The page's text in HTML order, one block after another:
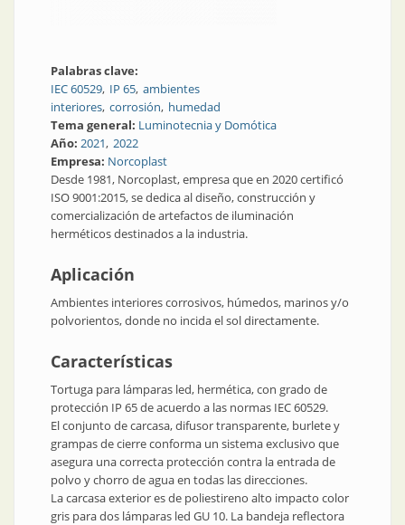
Palabras clave:
IEC 60529 IP 65 ambientes
interiores corrosión humedad
Tema general: Luminotecnia y Domótica
Año: 2021 2022
Empresa: Norcoplast
Desde 1981, Norcoplast, empresa que en 2020 certificó
ISO 9001:2015, se dedica al diseño, construcción y
comercialización de artefactos de iluminación
herméticos destinados a la industria.
Aplicación
Ambientes interiores corrosivos, húmedos, marinos y/o
polvorientos, donde no incida el sol directamente.
Características
Tortuga para lámparas led, hermética, con grado de
protección IP 65 de acuerdo a las normas IEC 60529.
El conjunto de carcasa, difusor transparente, burlete y
grampas de cierre conforma un sistema exclusivo que
asegura una correcta protección contra la entrada de
polvo y chorro de agua en todas las direcciones.
La carcasa exterior es de poliestireno alto impacto color
gris para dos lámparas led GU 10. La bandeja reflectora